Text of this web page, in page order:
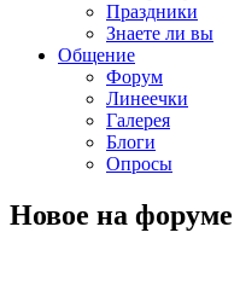
Праздники
Знаете ли вы
Общение
Форум
Линеечки
Галерея
Блоги
Опросы
Новое на форуме